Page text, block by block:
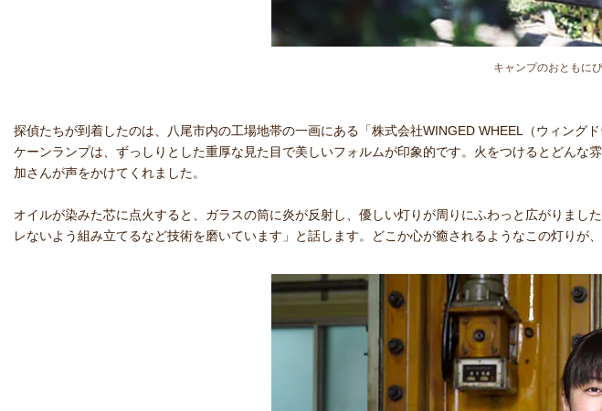
キャンプのおともに
探偵たちが到着したのは、八尾市内の工場地帯の一画にある「株式会社WINGED WHEEL（ウィン
ケーンランプは、ずっしりとした重厚な見た目で美しいフォルムが印象的です。火をつけるとどん
加さんが声をかけてくれました。
オイルが染みた芯に点火すると、ガラスの筒に炎が反射し、優しい灯りが周りにふわっと広がりま
レないよう組み立てるなど技術を磨いています」と話します。どこか心が癒されるようなこの灯りが